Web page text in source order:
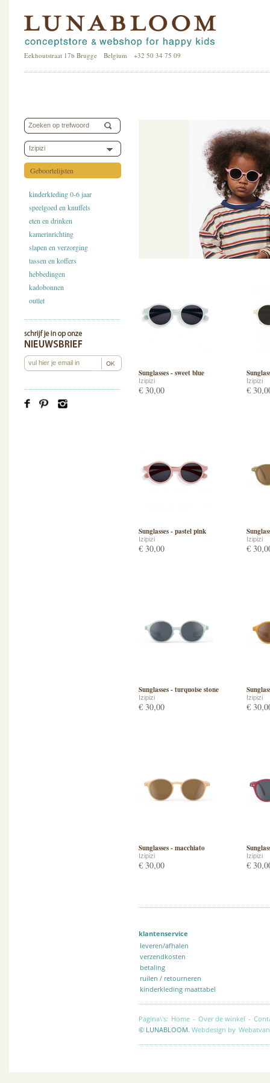
Eekhoutstraat 17b Brugge Belgium +32 50 34 75 09
Izipizi
Geboortelijsten
kinderkleding 0-6 jaar
speelgoed en knuffels
eten en drinken
kamerinrichting
slapen en verzorging
tassen en koffers
hebbedingen
kadobonnen
outlet
Sunglasses - sweet blue
Izipizi
€ 30,00
Izipizi
€
Sunglasses - pastel pink
Izipizi
€ 30,00
Izipizi
€
Sunglasses - turquoise stone
Izipizi
€ 30,00
Izipizi
€
Sunglasses - macchiato
Izipizi
€ 30,00
Izipizi
€
klantenservice
leveren/afhalen
verzendkosten
betaling
ruilen / retourneren
kinderkleding maattabel
Pagina\'s: Home - Over de winkel -
© LUNABLOOM. Webdesign by